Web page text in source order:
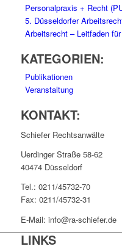
Personalpraxis + Recht
5. Düsseldorfer
Arbeitsrecht – Leitfaden
KATEGORIEN:
Publikationen
Veranstaltung
KONTAKT:
Schiefer Rechtsanwälte
Uerdinger Straße 58-62
40474 Düsseldorf
Tel.: 0211/45732-70
Fax: 0211/45732-31
E-Mail: info@ra-schiefer.de
LINKS